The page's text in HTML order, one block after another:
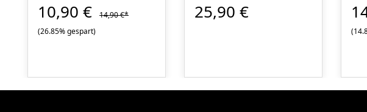
10,90 €
14,90 €*
(26.85% gespart)
25,90 €